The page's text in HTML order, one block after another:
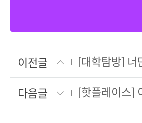
이전글
[대학탐방] 너
다음글
[핫플레이스]